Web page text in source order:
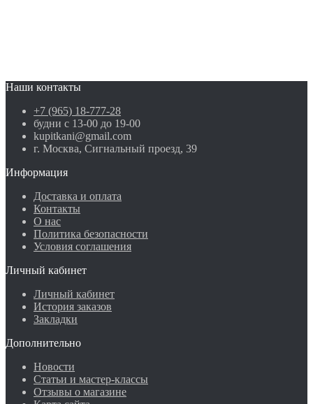
Наши контакты
+7 (965) 18-777-28
будни с 13-00 до 19-00
kupitkani@gmail.com
г. Москва, Сигнальный проезд, 39
Информация
Доставка и оплата
Контакты
О нас
Политика безопасности
Условия соглашения
Личный кабинет
Личный кабинет
История заказов
Закладки
Дополнительно
Новости
Статьи и мастер-классы
Отзывы о магазине